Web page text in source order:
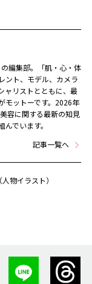
編集部。「肌・心・体
ント、モデル、カメラ
ャリストとともに、最
モットーです。2026年
容に関する最新の知見
でいます。
記事一覧へ
物イラスト）